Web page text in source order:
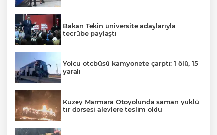
Bakan Tekin üniversite adaylarıyla
tecrübe paylaştı
Yolcu otobüsü kamyonete çarptı: 1 ölü, 15
yaralı
Kuzey Marmara Otoyolunda saman yüklü
tır dorsesi alevlere teslim oldu